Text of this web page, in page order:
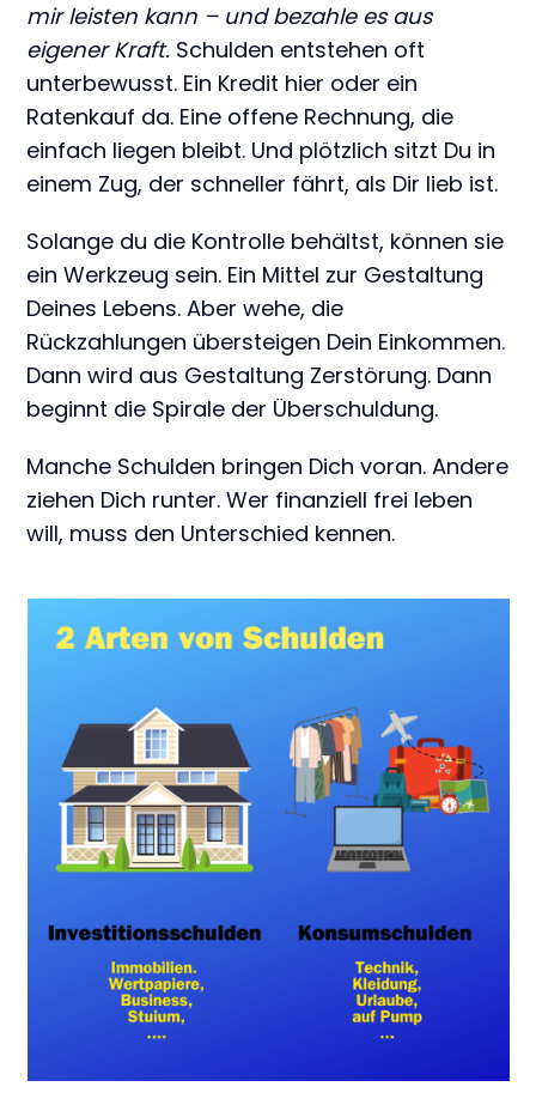
mir leisten kann – und bezahle es aus
eigener Kraft. Schulden entstehen oft
unterbewusst. Ein Kredit hier oder ein
Ratenkauf da. Eine offene Rechnung, die
einfach liegen bleibt. Und plötzlich sitzt Du in
einem Zug, der schneller fährt, als Dir lieb ist.
Solange du die Kontrolle behältst, können sie
ein Werkzeug sein. Ein Mittel zur Gestaltung
Deines Lebens. Aber wehe, die
Rückzahlungen übersteigen Dein Einkommen.
Dann wird aus Gestaltung Zerstörung. Dann
beginnt die Spirale der Überschuldung.
Manche Schulden bringen Dich voran. Andere
ziehen Dich runter. Wer finanziell frei leben
will, muss den Unterschied kennen.